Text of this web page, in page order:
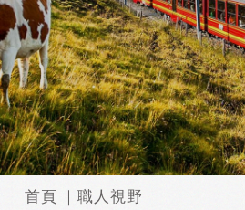
首頁 ｜職人視野